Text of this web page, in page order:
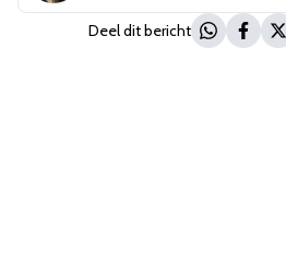
Deel dit bericht